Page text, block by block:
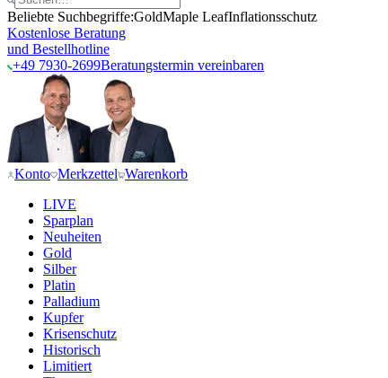
Beliebte Suchbegriffe:GoldMaple LeafInflationsschutz
Kostenlose Beratung
und Bestellhotline
+49 7930-2699Beratungstermin vereinbaren
Konto Merkzettel Warenkorb
LIVE
Sparplan
Neuheiten
Gold
Silber
Platin
Palladium
Kupfer
Krisenschutz
Historisch
Limitiert